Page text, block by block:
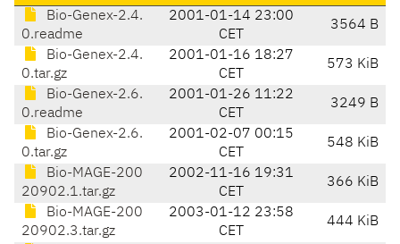
Bio-Genex-2.4.
0.readme
2001-01-14 23:00
CET
3564 B
Bio-Genex-2.4.
0.tar.gz
2001-01-16 18:27
CET
573 KiB
Bio-Genex-2.6.
0.readme
2001-01-26 11:22
CET
3249 B
Bio-Genex-2.6.
0.tar.gz
2001-02-07 00:15
CET
548 KiB
Bio-MAGE-200
20902.1.tar.gz
2002-11-16 19:31
CET
366 KiB
Bio-MAGE-200
20902.3.tar.gz
2003-01-12 23:58
CET
444 KiB